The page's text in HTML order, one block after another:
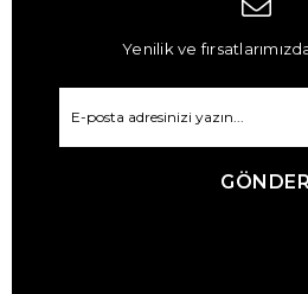
Yenilik ve
GÖNDER